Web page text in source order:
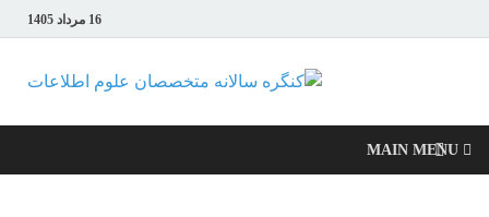
16 مرداد 1405
کنگره سالانه
متخصصان علوم
MAIN MENU